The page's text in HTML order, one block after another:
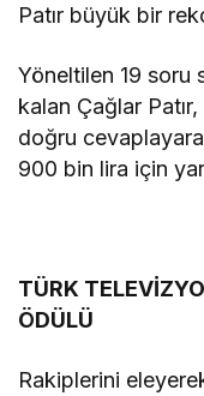
Patır büyük bir
Yöneltilen 19 soru
kalan Çağlar
doğru
900 bin lira için
TÜRK
ÖDÜLÜ
Rakiplerini